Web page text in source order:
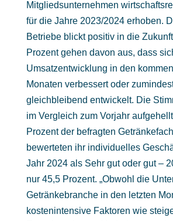
Mitgliedsunternehmen
für die Jahre 2023/2024 erhoben.
Betriebe blickt positiv in die
Prozent gehen davon aus, dass
Umsatzentwicklung in den
Monaten verbessert oder
gleichbleibend entwickelt. Die
im Vergleich zum Vorjahr
Prozent der befragten
bewerteten ihr individuelles
Jahr 2024 als Sehr gut oder gut –
nur 45,5 Prozent. „Obwohl die
Getränkebranche in den letzten
kostenintensive Faktoren wie